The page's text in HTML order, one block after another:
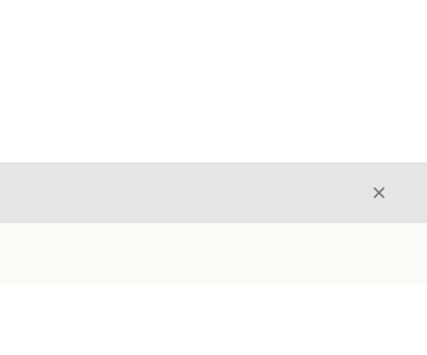
Fechar